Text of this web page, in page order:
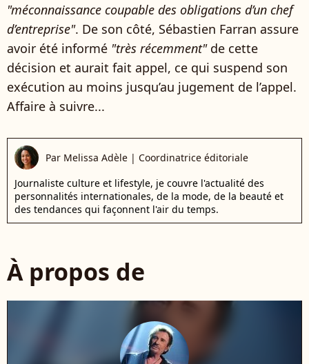
"méconnaissance coupable des obligations d’un chef
d’entreprise". De son côté, Sébastien Farran assure
avoir été informé "très récemment" de cette
décision et aurait fait appel, ce qui suspend son
exécution au moins jusqu’au jugement de l’appel.
Affaire à suivre...
Par Melissa Adèle | Coordinatrice éditoriale
Journaliste culture et lifestyle, je couvre l'actualité des
personnalités internationales, de la mode, de la beauté et
des tendances qui façonnent l'air du temps.
À propos de